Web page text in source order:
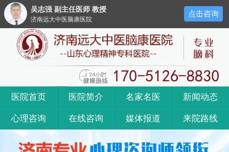
医院首页 医院简介 名家名医 新闻动态
心理咨询 在线咨询 媒体报道 来院路线
吴志强 副主任医师 教授
济南远大中医脑康医院
点击咨询